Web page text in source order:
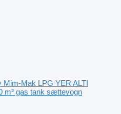
Mim-Mak LPG YER ALTI
m³ gas tank sættevogn